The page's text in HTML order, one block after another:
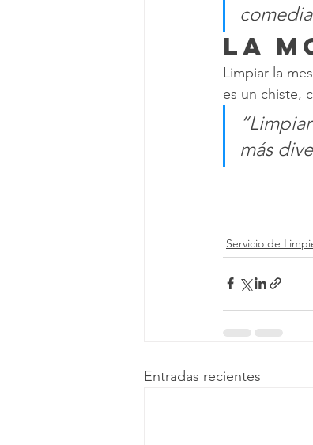
La
Limpiar la
es un chiste,
más
Servicio de
Entradas recientes